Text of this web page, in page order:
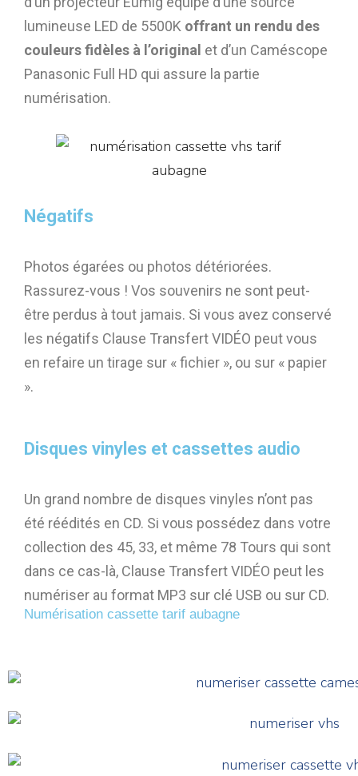
lumineuse LED de 5500K offrant un rendu des
couleurs fidèles à l’original et d’un Caméscope
Panasonic Full HD qui assure la partie
numérisation.
Négatifs
Photos égarées ou photos détériorées.
Rassurez-vous ! Vos souvenirs ne sont peut-
être perdus à tout jamais. Si vous avez conservé
les négatifs Clause Transfert VIDÉO peut vous
en refaire un tirage sur « fichier », ou sur « papier
».
Disques vinyles et cassettes audio
Un grand nombre de disques vinyles n’ont pas
été réédités en CD. Si vous possédez dans votre
collection des 45, 33, et même 78 Tours qui sont
dans ce cas-là, Clause Transfert VIDÉO peut les
numériser au format MP3 sur clé USB ou sur CD.
Numérisation cassette tarif aubagne